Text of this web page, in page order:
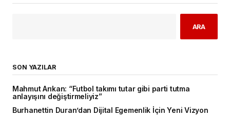
ARA
SON YAZILAR
Mahmut Arıkan: “Futbol takımı tutar gibi parti tutma
anlayışını değiştirmeliyiz”
Burhanettin Duran’dan Dijital Egemenlik İçin Yeni Vizyon